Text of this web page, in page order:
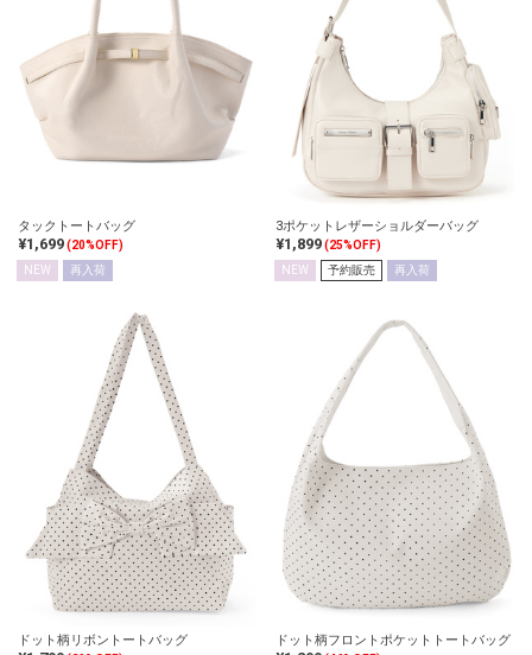
タックトートバッグ
¥1,699(20%OFF)
NEW
再入荷
3ポケットレザーショルダーバッグ
¥1,899(25%OFF)
NEW
予約販売 再入荷
ドット柄リボントートバッグ ドット柄フロントポケットトートバッグ